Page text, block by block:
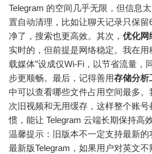
Telegram 的空间几乎无限，但信息
置自动清理，比如让聊天记录只保
净了，搜索也更高效。 其次， 优化网
实时的，但前提是网络稳定。我在
载媒体”设成仅Wi-Fi，以节省流量，
步更顺畅。最后，记得善用存储分析
中可以查看哪些文件占用空间最多
次旧视频和无用缓存，这样整个账
惯，能让 Telegram 云端长期保持高
温馨提示：旧版本不一定支持最新
最新版Telegram，如果用户对英文不